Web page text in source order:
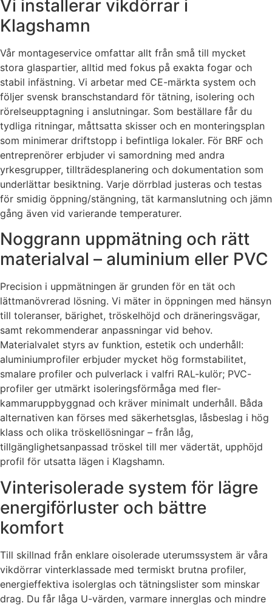
Vi installerar vikdörrar i
Klagshamn
Vår montageservice omfattar allt från små till mycket
stora glaspartier, alltid med fokus på exakta fogar och
stabil infästning. Vi arbetar med CE-märkta system och
följer svensk branschstandard för tätning, isolering och
rörelseupptagning i anslutningar. Som beställare får du
tydliga ritningar, måttsatta skisser och en monteringsplan
som minimerar driftstopp i befintliga lokaler. För BRF och
entreprenörer erbjuder vi samordning med andra
yrkesgrupper, tillträdesplanering och dokumentation som
underlättar besiktning. Varje dörrblad justeras och testas
för smidig öppning/stängning, tät karmanslutning och jämn
gång även vid varierande temperaturer.
Noggrann uppmätning och rätt
materialval – aluminium eller PVC
Precision i uppmätningen är grunden för en tät och
lättmanövrerad lösning. Vi mäter in öppningen med hänsyn
till toleranser, bärighet, tröskelhöjd och dräneringsvägar,
samt rekommenderar anpassningar vid behov.
Materialvalet styrs av funktion, estetik och underhåll:
aluminiumprofiler erbjuder mycket hög formstabilitet,
smalare profiler och pulverlack i valfri RAL-kulör; PVC-
profiler ger utmärkt isoleringsförmåga med fler-
kammaruppbyggnad och kräver minimalt underhåll. Båda
alternativen kan förses med säkerhetsglas, låsbeslag i hög
klass och olika tröskellösningar – från låg,
tillgänglighetsanpassad tröskel till mer vädertät, upphöjd
profil för utsatta lägen i Klagshamn.
Vinterisolerade system för lägre
energiförluster och bättre
komfort
Till skillnad från enklare oisolerade uterumssystem är våra
vikdörrar vinterklassade med termiskt brutna profiler,
energieffektiva isolerglas och tätningslister som minskar
drag. Du får låga U-värden, varmare innerglas och mindre